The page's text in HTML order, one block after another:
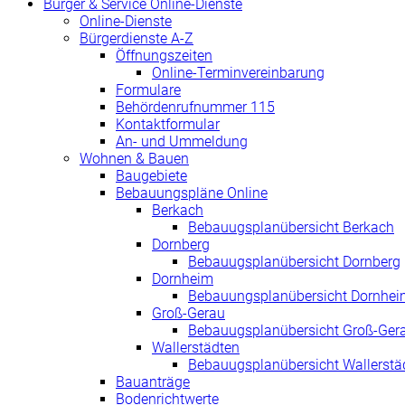
Bürger & Service Online-Dienste
Online-Dienste
Bürgerdienste A-Z
Öffnungszeiten
Online-Terminvereinbarung
Formulare
Behördenrufnummer 115
Kontaktformular
An- und Ummeldung
Wohnen & Bauen
Baugebiete
Bebauungspläne Online
Berkach
Bebauugsplanübersicht Berkach
Dornberg
Bebauugsplanübersicht Dornberg
Dornheim
Bebauungsplanübersicht
Groß-Gerau
Bebauugsplanübersicht Groß-
Wallerstädten
Bebauugsplanübersicht
Bauanträge
Bodenrichtwerte